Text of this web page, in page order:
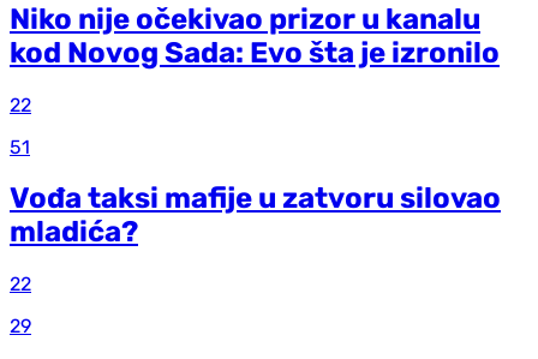
Niko nije očekivao prizor u kanalu
kod Novog Sada: Evo šta je izronilo
22
51
Vođa taksi mafije u zatvoru silovao
mladića?
22
29